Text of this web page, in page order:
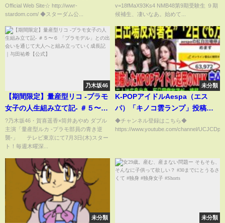
Official Web Site☆ http://wwr-
stardom.com/ ◆スターダム公...
v=18fMaX93Ks4 NMB48第9期受験生 ９期
候補生、凄いなあ。始めて...
乃木坂46
【期間限定】量産型リコ -プラモ
女子の人生組み立て記- ＃５〜６
「プラモデル」との出会いを通
じて大人へと組み立っていく成
長記｜与田祐希【公式】
?乃木坂46・賀喜遥香×筒井あやめ ダブル
主演「量産型ルカ -プラモ部員の青き逆
襲-」 テレビ東京にて7月3日(木)スター
ト！毎週木曜深...
未分類
K-POPアイドルAespa（エス
パ）「キノコ雲ランプ」投稿し
「可愛い」発言が炎上→NHKが
紅白に起用し国民激怒。出場停
も長崎出身で降板必至か
◆チャンネル登録はこちら◆
https://www.youtube.com/channel/
未分類 未分類